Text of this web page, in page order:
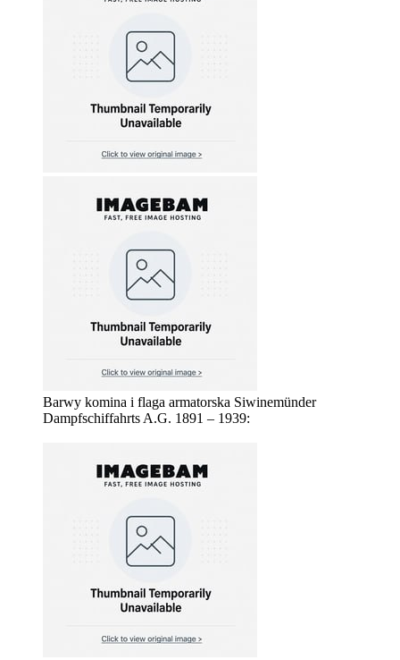
Barwy komina i flaga armatorska Siwinemünder
Dampfschiffahrts A.G. 1891 – 1939: